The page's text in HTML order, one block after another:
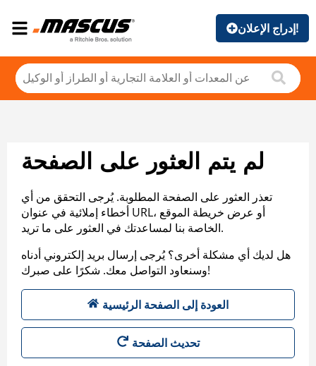
إدراج الإعلان!
لم يتم العثور على الصفحة
تعذر العثور على الصفحة المطلوبة. يُرجى التحقق من أي
أخطاء إملائية في عنوان URL، أو عرض خريطة الموقع
الخاصة بنا لمساعدتك في العثور على ما تريد.
هل لديك أي مشكلة أخرى؟ يُرجى إرسال بريد إلكتروني أدناه
وسنعاود التواصل معك. شكرًا على صبرك!
العودة إلى الصفحة الرئيسية
تحديث الصفحة